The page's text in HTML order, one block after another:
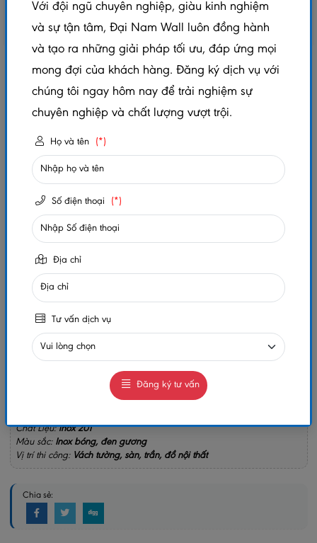
NẸP INOX U10 ĐEN GƯƠNG – DÀI 2M4
Số lần xem: 202
Chat Zalo
0984032156 0984032156
GIAO HÀNG COD TOÀN QUỐC
Chất Liệu:inox 201
Màu sắc: Inox bóng, đen gương
Vị trí thi công: Vách tường, sàn, trần, đồ nội thất
Chia sẻ:
Với đội ngũ chuyên nghiệp, giàu kinh nghiệm
và sự tận tâm, Đại Nam Wall luôn đồng hành
và tạo ra những giải pháp tối ưu, đáp ứng mọi
mong đợi của khách hàng. Đăng ký dịch vụ với
chúng tôi ngay hôm nay để trải nghiệm sự
chuyên nghiệp và chất lượng vượt trội.
Họ và tên (*)
Số điện thoại (*)
Địa chỉ
Tư vấn dịch vụ
Đăng ký tư vấn